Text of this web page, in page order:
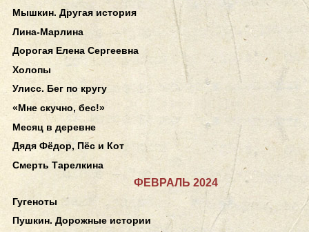
Мышкин. Другая история
Лина-Марлина
Дорогая Елена Сергеевна
Холопы
Улисс. Бег по кругу
«Мне скучно, бес!»
Месяц в деревне
Дядя Фёдор, Пёс и Кот
Смерть Тарелкина
ФЕВРАЛЬ 2024
Гугеноты
Пушкин. Дорожные истории